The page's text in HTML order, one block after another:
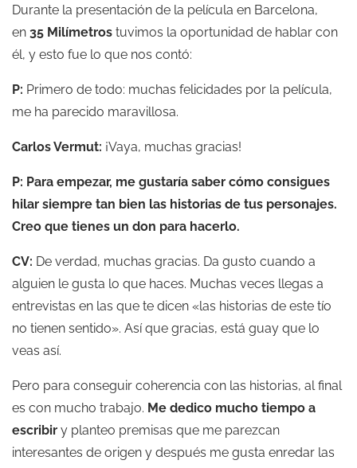
Durante la presentación de la película en Barcelona,
en 35 Milímetros tuvimos la oportunidad de hablar con
él, y esto fue lo que nos contó:
P: Primero de todo: muchas felicidades por la película,
me ha parecido maravillosa.
Carlos Vermut: ¡Vaya, muchas gracias!
P: Para empezar, me gustaría saber cómo consigues
hilar siempre tan bien las historias de tus personajes.
Creo que tienes un don para hacerlo.
CV: De verdad, muchas gracias. Da gusto cuando a
alguien le gusta lo que haces. Muchas veces llegas a
entrevistas en las que te dicen «las historias de este tío
no tienen sentido». Así que gracias, está guay que lo
veas así.
Pero para conseguir coherencia con las historias, al final
es con mucho trabajo. Me dedico mucho tiempo a
escribir y planteo premisas que me parezcan
interesantes de origen y después me gusta enredar las